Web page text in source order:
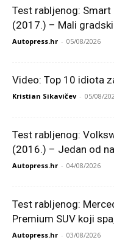
Test rabljenog:
(2017.) – Mali
Autopress.hr - 05/08/2026
Video: Top 10 idiota
Kristian Sikavičev - 05/08/
Test rabljenog:
(2016.) – Jedan od
Autopress.hr - 04/08/2026
Test rabljenog:
Premium SUV koji
Autopress.hr - 03/08/2026